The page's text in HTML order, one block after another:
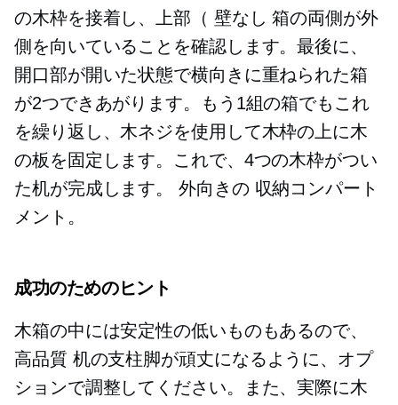
の木枠を接着し、上部（ 壁なし 箱の両側が外
側を向いていることを確認します。最後に、
開口部が開いた状態で横向きに重ねられた箱
が2つできあがります。もう1組の箱でもこれ
を繰り返し、木ネジを使用して木枠の上に木
の板を固定します。これで、4つの木枠がつい
た机が完成します。 外向きの 収納コンパート
メント。
成功のためのヒント
木箱の中には安定性の低いものもあるので、
高品質 机の支柱脚が頑丈になるように、オプ
ションで調整してください。また、実際に木